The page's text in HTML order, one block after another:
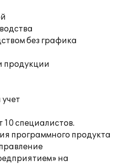
без графика
продукции
10 специалистов.
программного продукта
на